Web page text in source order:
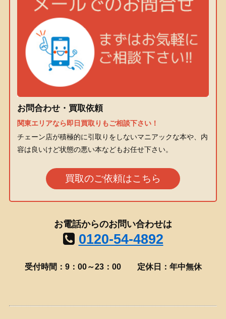
お問合わせ・買取依頼
関東エリアなら即日買取りもご相談下さい！
チェーン店が積極的に引取りをしないマニアックな本や、内
容は良いけど状態の悪い本などもお任せ下さい。
買取のご依頼はこちら
お電話からのお問い合わせは
0120-54-4892
受付時間：9：00～23：00 定休日：年中無休